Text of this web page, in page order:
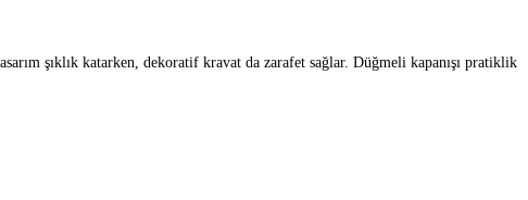
şıklık katarken, dekoratif kravat da zarafet sağlar. Düğmeli kapanışı pratiklik